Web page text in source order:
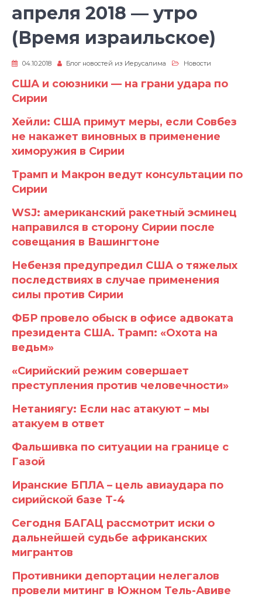
апреля 2018 — утро
(Время израильское)
04.10.2018 Блог новостей из Иерусалима Новости
США и союзники — на грани удара по
Сирии
Хейли: США примут меры, если Совбез
не накажет виновных в применение
химоружия в Сирии
Трамп и Макрон ведут консультации по
Сирии
WSJ: американский ракетный эсминец
направился в сторону Сирии после
совещания в Вашингтоне
Небензя предупредил США о тяжелых
последствиях в случае применения
силы против Сирии
ФБР провело обыск в офисе адвоката
президента США. Трамп: «Охота на
ведьм»
«Сирийский режим совершает
преступления против человечности»
Нетаниягу: Если нас атакуют – мы
атакуем в ответ
Фальшивка по ситуации на границе с
Газой
Иранские БПЛА – цель авиаудара по
сирийской базе Т-4
Сегодня БАГАЦ рассмотрит иски о
дальнейшей судьбе африканских
мигрантов
Противники депортации нелегалов
провели митинг в Южном Тель-Авиве